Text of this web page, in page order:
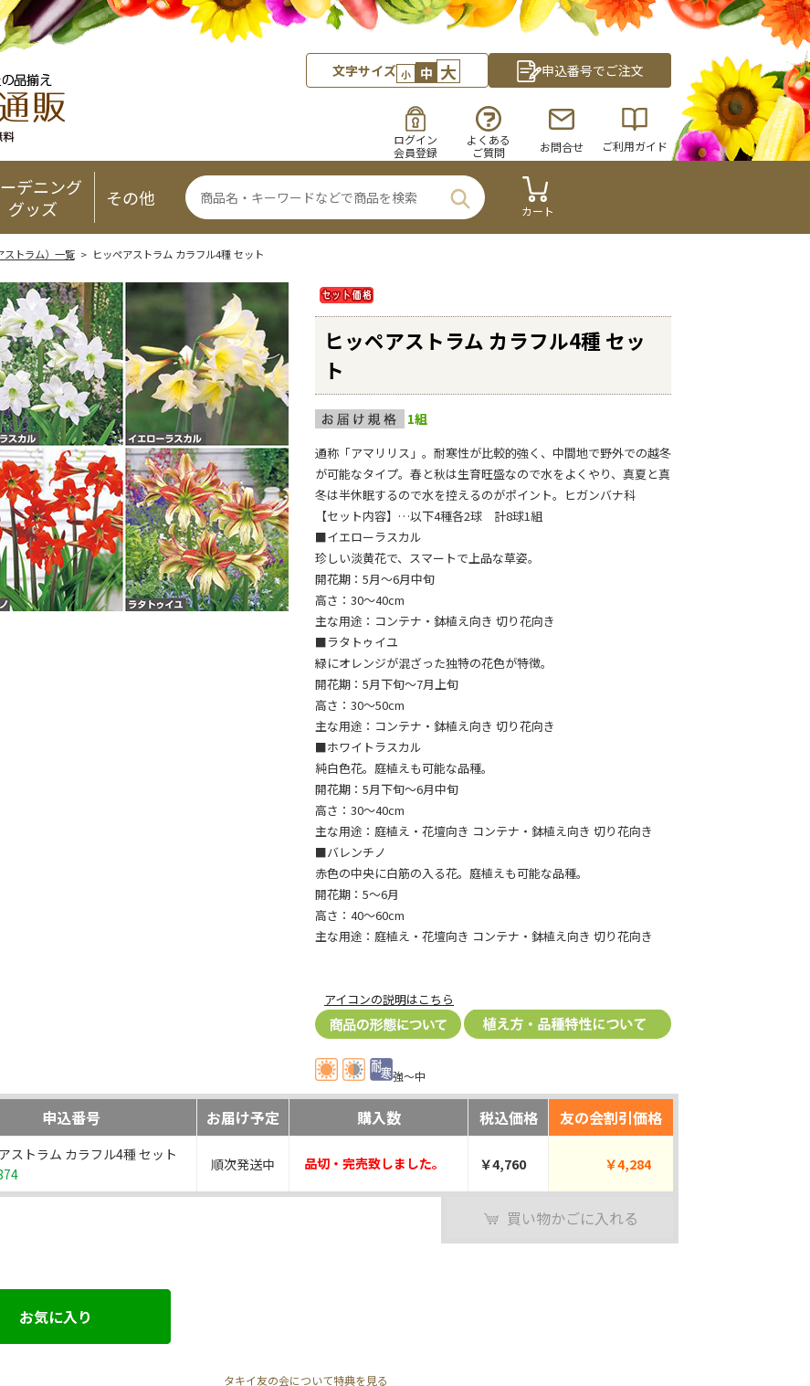
文字サイズ 小 中 大 申込番号でご注文
ログイン
会員登録
よくある
ご質問
お問合せ ご利用ガイド
デニング
グッズ
その他
カート
ストラム）一覧> ヒッペアストラム カラフル4種 セット
ヒッペアストラム カラフル4種 セッ
ト
1組
通称「アマリリス」。耐寒性が比較的強く、中間地で野外での越冬
が可能なタイプ。春と秋は生育旺盛なので水をよくやり、真夏と真
冬は半休眠するので水を控えるのがポイント。ヒガンバナ科
【セット内容】…以下4種各2球 計8球1組
■イエローラスカル
珍しい淡黄花で、スマートで上品な草姿。
開花期：5月～6月中旬
高さ：30～40cm
主な用途：コンテナ・鉢植え向き 切り花向き
■ラタトゥイユ
緑にオレンジが混ざった独特の花色が特徴。
開花期：5月下旬～7月上旬
高さ：30～50cm
主な用途：コンテナ・鉢植え向き 切り花向き
■ホワイトラスカル
純白色花。庭植えも可能な品種。
開花期：5月下旬～6月中旬
高さ：30～40cm
主な用途：庭植え・花壇向き コンテナ・鉢植え向き 切り花向き
■バレンチノ
赤色の中央に白筋の入る花。庭植えも可能な品種。
開花期：5～6月
高さ：40～60cm
主な用途：庭植え・花壇向き コンテナ・鉢植え向き 切り花向き
アイコンの説明はこちら
強～中
申込番号 お届け予定 購入数 税込価格 友の会割引価格
ストラム カラフル4種 セット
順次発送中 品切・完売致しました。 ￥4,760 ￥4,284
買い物かごに入れる
お気に入り
タキイ友の会について特典を見る